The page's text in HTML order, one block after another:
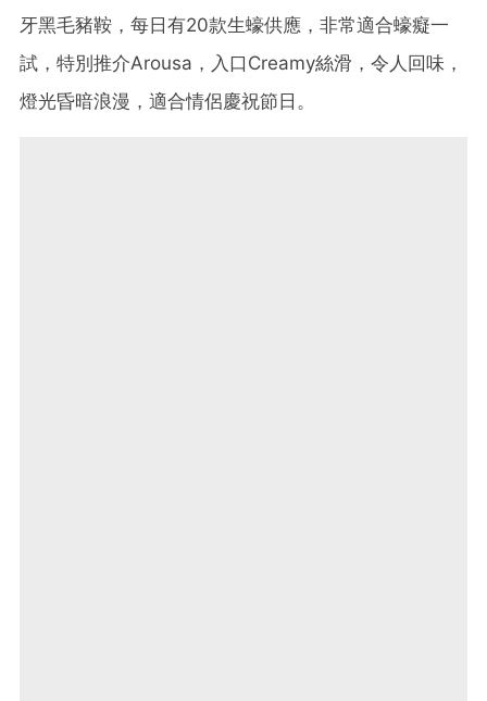
牙黑毛豬鞍，每日有20款生蠔供應，非常適合蠔癡一
試，特別推介Arousa，入口Creamy絲滑，令人回味，
燈光昏暗浪漫，適合情侶慶祝節日。